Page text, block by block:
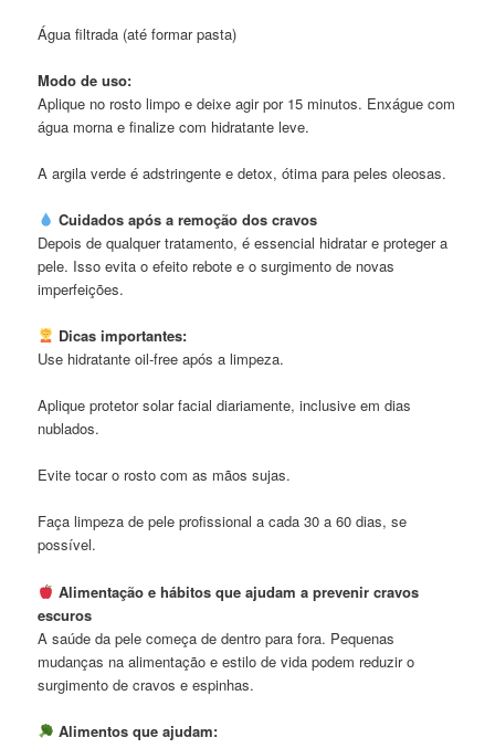
Água filtrada (até formar pasta)
Modo de uso:
Aplique no rosto limpo e deixe agir por 15 minutos. Enxágue com
água morna e finalize com hidratante leve.
A argila verde é adstringente e detox, ótima para peles oleosas.
Cuidados após a remoção dos cravos
Depois de qualquer tratamento, é essencial hidratar e proteger a
pele. Isso evita o efeito rebote e o surgimento de novas
imperfeições.
Dicas importantes:
Use hidratante oil-free após a limpeza.
Aplique protetor solar facial diariamente, inclusive em dias
nublados.
Evite tocar o rosto com as mãos sujas.
Faça limpeza de pele profissional a cada 30 a 60 dias, se
possível.
Alimentação e hábitos que ajudam a prevenir cravos
escuros
A saúde da pele começa de dentro para fora. Pequenas
mudanças na alimentação e estilo de vida podem reduzir o
surgimento de cravos e espinhas.
Alimentos que ajudam: